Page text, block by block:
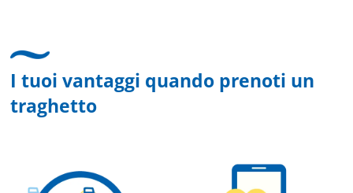
I tuoi vantaggi quando prenoti un
traghetto